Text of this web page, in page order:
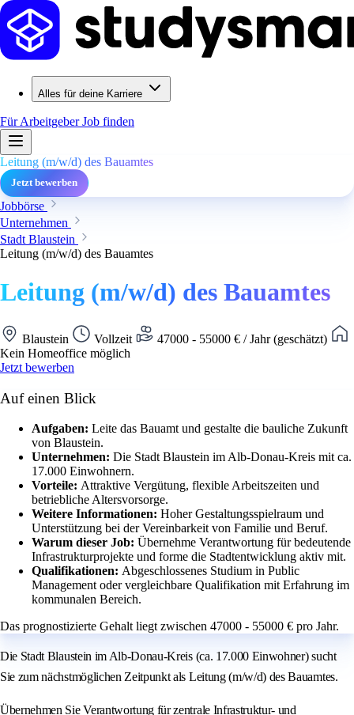
Alles für deine Karriere
Für ArbeitgeberJob finden
Leitung (m/w/d) des Bauamtes
Jetzt bewerben
Jobbörse
Unternehmen
Stadt Blaustein
Leitung (m/w/d) des Bauamtes
Leitung (m/w/d) des Bauamtes
Blaustein Vollzeit
47000 - 55000 € / Jahr (geschätzt)
Kein Homeoffice möglich
Jetzt bewerben
Auf einen Blick
Aufgaben: Leite das Bauamt und gestalte die bauliche Zukunft
von Blaustein.
Unternehmen: Die Stadt Blaustein im Alb-Donau-Kreis mit ca.
17.000 Einwohnern.
Vorteile: Attraktive Vergütung, flexible Arbeitszeiten und
betriebliche Altersvorsorge.
Weitere Informationen: Hoher Gestaltungsspielraum und
Unterstützung bei der Vereinbarkeit von Familie und Beruf.
Warum dieser Job: Übernehme Verantwortung für bedeutende
Infrastrukturprojekte und forme die Stadtentwicklung aktiv mit.
Qualifikationen: Abgeschlossenes Studium in Public
Management oder vergleichbare Qualifikation mit Erfahrung im
kommunalen Bereich.
Das prognostizierte Gehalt liegt zwischen 47000 - 55000 € pro Jahr.
Die Stadt Blaustein im Alb-Donau-Kreis (ca. 17.000 Einwohner) sucht
Sie zum nächstmöglichen Zeitpunkt als Leitung (m/w/d) des Bauamtes.
Übernehmen Sie Verantwortung für zentrale Infrastruktur- und